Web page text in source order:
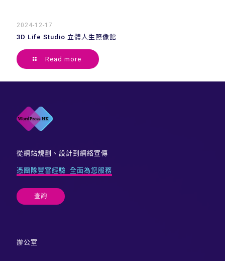
2024-12-17
3D Life Studio 立體人生照像館
Read more
從網站規劃、設計到網絡宣傳
憑團隊豐富經驗 全面為您服務
查詢
辦公室